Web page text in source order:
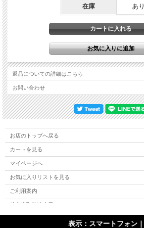
在庫 あり
返品についての詳細はこちら
お問い合わせ
お店のトップへ戻る
カートを見る
マイページへ
お気に入りリストを見る
ご利用案内
特定商取引法表示
表示：スマートフォン｜